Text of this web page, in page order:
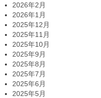
2026年2月
2026年1月
2025年12月
2025年11月
2025年10月
2025年9月
2025年8月
2025年7月
2025年6月
2025年5月